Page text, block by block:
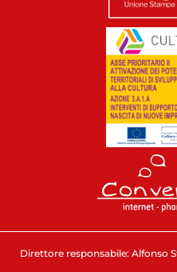
Direttore responsabile: Alfonso